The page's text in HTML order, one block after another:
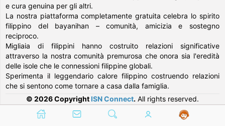
e cura genuina per gli altri.
La nostra piattaforma completamente gratuita celebra lo spirito
filippino del bayanihan – comunità, amicizia e sostegno
reciproco.
Migliaia di filippini hanno costruito relazioni significative
attraverso la nostra comunità premurosa che onora sia l'eredità
delle isole che le connessioni filippine globali.
Sperimenta il leggendario calore filippino costruendo relazioni
che si sentono come tornare a casa dalla famiglia.
© 2026 Copyright ISN Connect. All rights reserved.